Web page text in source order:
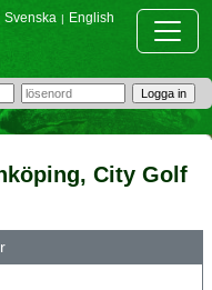
Svenska | English
City Golf